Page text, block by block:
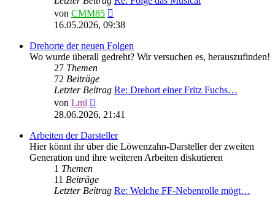
von CMM85
Beitrag
16.05.2026, 09:38
Drehorte der neuen Folgen
Wo wurde überall gedreht? Wir versuchen es, herauszufinden!
27 Themen
72 Beiträge
Letzter Beitrag Re: Drehort einer Fritz Fuchs…
von Lml
Beitrag
28.06.2026, 21:41
Arbeiten der Darsteller
Hier könnt ihr über die Löwenzahn-Darsteller der zweiten
Generation und ihre weiteren Arbeiten diskutieren
1 Themen
11 Beiträge
Letzter Beitrag Re: Welche FF-Nebenrolle mögt…